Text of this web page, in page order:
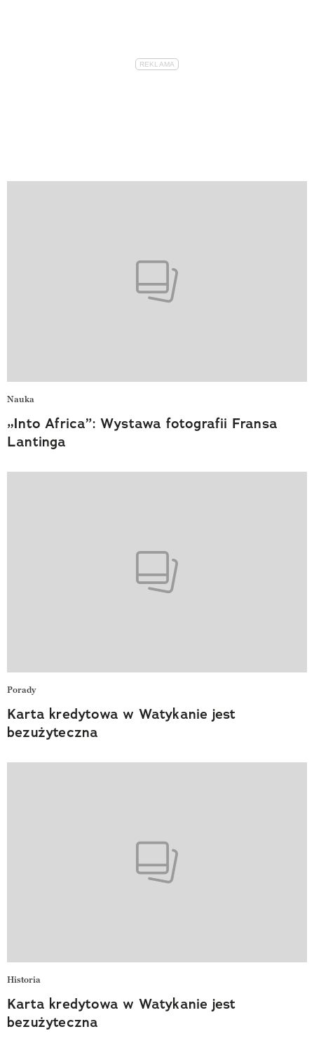
Nauka
„Into Africa”: Wystawa fotografii Fransa
Lantinga
Porady
Karta kredytowa w Watykanie jest
bezużyteczna
Historia
Karta kredytowa w Watykanie jest
bezużyteczna